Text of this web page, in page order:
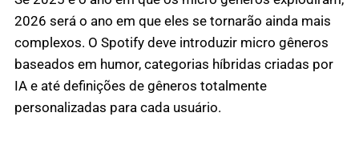
2026 será o ano em que eles se tornarão ainda mais
complexos. O Spotify deve introduzir micro gêneros
baseados em humor, categorias híbridas criadas por
IA e até definições de gêneros totalmente
personalizadas para cada usuário.